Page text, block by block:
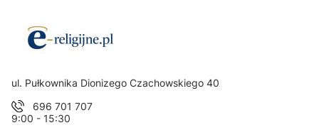
Adres:
ul. Pułkownika Dionizego Czachowskiego 40
696 701 707
9:00 - 15:30